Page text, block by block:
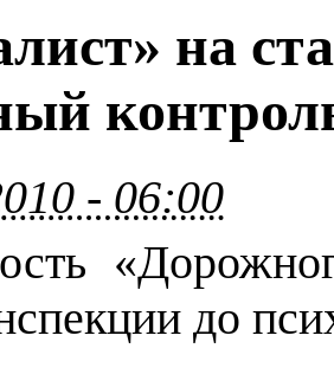
на
- 06:00
до